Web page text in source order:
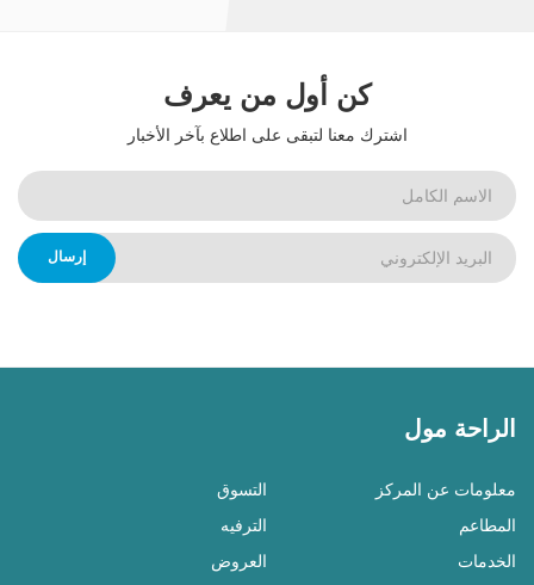
كن أول من يعرف
اشترك معنا لتبقى على اطلاع بآخر الأخبار
إرسال
الراحة مول
معلومات عن المركز
التسوق
المطاعم
الترفيه
الخدمات
العروض